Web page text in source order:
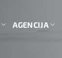
AGENCIJA